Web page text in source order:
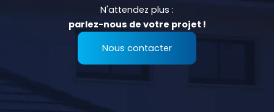
N'attendez plus :
parlez-nous de votre projet !
Nous contacter